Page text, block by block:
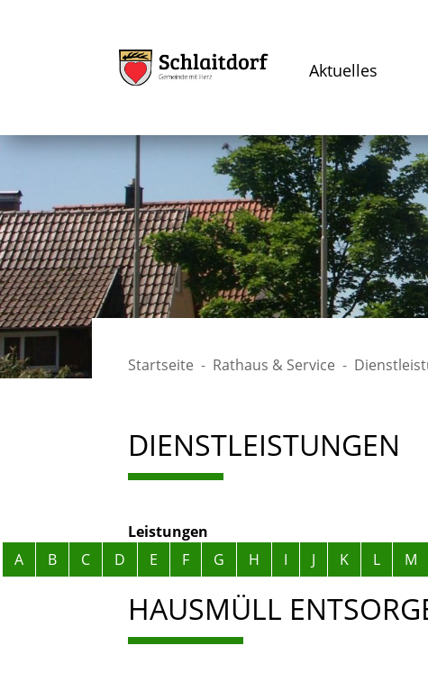
Aktuelles
Startseite Rathaus & Service
DIENSTLEISTUNGEN
Leistungen
Alphabetisches Register überspringen
A B C D E F G H I J K L M
HAUSMÜLL